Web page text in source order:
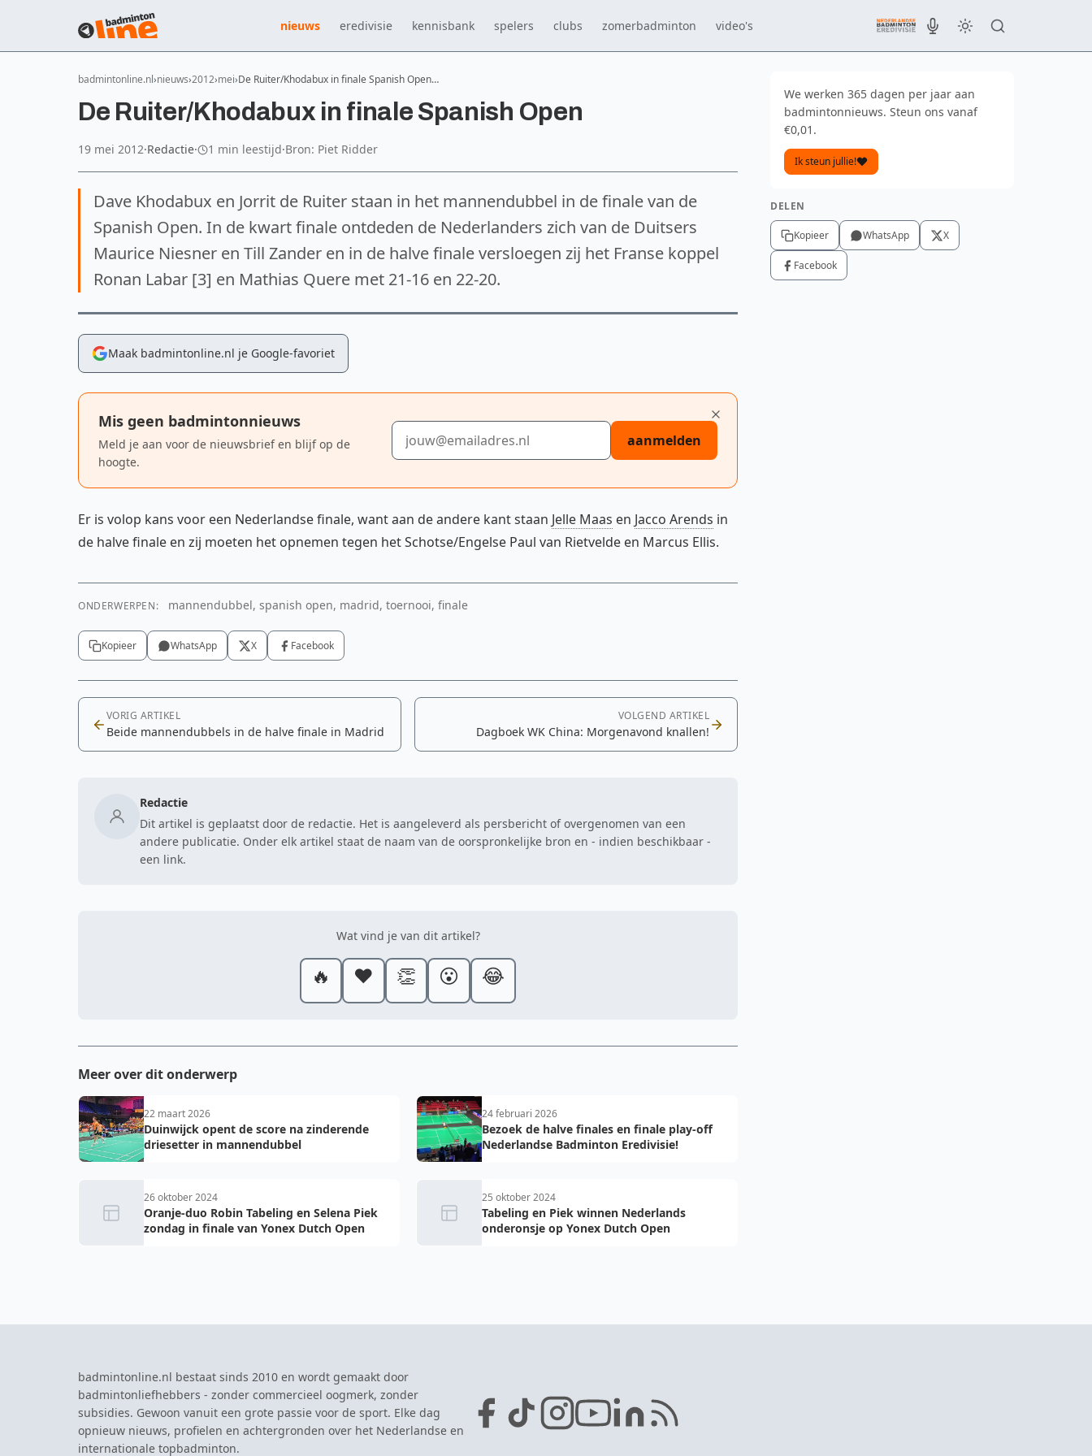
nieuws eredivisie kennisbank spelers clubs zomerbadminton video's
badmintonline.nl nieuws 2012 mei De Ruiter/Khodabux in finale Spanish Open…
De Ruiter/Khodabux in finale Spanish Open
19 mei 2012·Redactie· 1 min leestijd·Bron: Piet Ridder
Dave Khodabux en Jorrit de Ruiter staan in het mannendubbel in de finale van de
Spanish Open. In de kwart finale ontdeden de Nederlanders zich van de Duitsers
Maurice Niesner en Till Zander en in de halve finale versloegen zij het Franse koppel
Ronan Labar [3] en Mathias Quere met 21-16 en 22-20.
Maak badmintonline.nl je Google-favoriet
Mis geen badmintonnieuws
Meld je aan voor de nieuwsbrief en blijf op de
hoogte.
E-mailadres
aanmelden
Er is volop kans voor een Nederlandse finale, want aan de andere kant staan Jelle Maas en Jacco Arends in
de halve finale en zij moeten het opnemen tegen het Schotse/Engelse Paul van Rietvelde en Marcus Ellis.
ONDERWERPEN: mannendubbel, spanish open, madrid, toernooi, finale
Kopieer WhatsApp X Facebook
VORIG ARTIKEL
Beide mannendubbels in de halve finale in Madrid
VOLGEND ARTIKEL
Dagboek WK China: Morgenavond knallen!
Redactie
Dit artikel is geplaatst door de redactie. Het is aangeleverd als persbericht of overgenomen van een
andere publicatie. Onder elk artikel staat de naam van de oorspronkelijke bron en - indien beschikbaar -
een link.
Wat vind je van dit artikel?
🔥 ❤️ 👏 😮 😂
Meer over dit onderwerp
22 maart 2026
Duinwijck opent de score na zinderende
driesetter in mannendubbel
24 februari 2026
Bezoek de halve finales en finale play-off
Nederlandse Badminton Eredivisie!
26 oktober 2024
Oranje-duo Robin Tabeling en Selena Piek
zondag in finale van Yonex Dutch Open
25 oktober 2024
Tabeling en Piek winnen Nederlands
onderonsje op Yonex Dutch Open
We werken 365 dagen per jaar aan
badmintonnieuws. Steun ons vanaf
€0,01.
Ik steun jullie!
DELEN
Kopieer WhatsApp X
Facebook
badmintonline.nl bestaat sinds 2010 en wordt gemaakt door
badmintonliefhebbers - zonder commercieel oogmerk, zonder
subsidies. Gewoon vanuit een grote passie voor de sport. Elke dag
opnieuw nieuws, profielen en achtergronden over het Nederlandse en
internationale topbadminton.